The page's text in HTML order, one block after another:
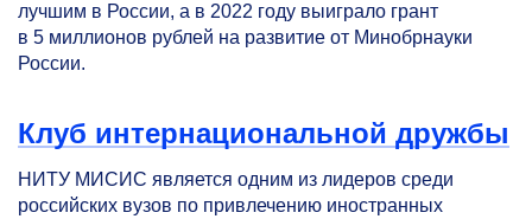
лучшим в России, а в 2022 году выиграло грант
в 5 миллионов рублей на развитие от Минобрнауки
России.
Клуб интернациональной дружбы
НИТУ МИСИС является одним из лидеров среди
российских вузов по привлечению иностранных